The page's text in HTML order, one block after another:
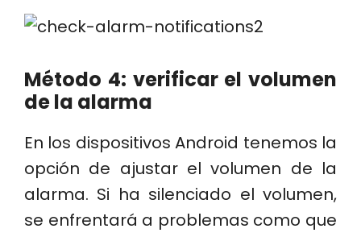
Método 4: verificar el volumen
de la alarma
En los dispositivos Android tenemos la
opción de ajustar el volumen de la
alarma. Si ha silenciado el volumen,
se enfrentará a problemas como que